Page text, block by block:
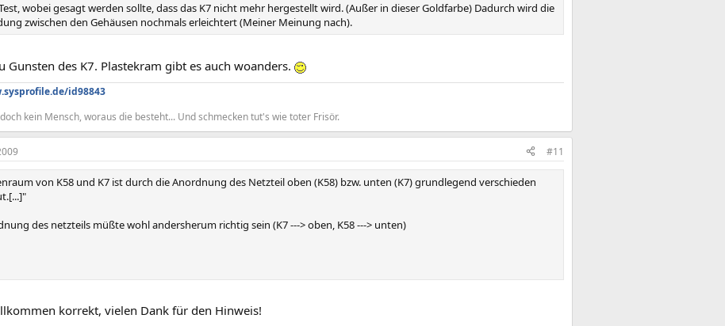
wobei gesagt werden sollte, dass das K7 nicht mehr hergestellt wird. (Außer in dieser Goldfarbe) Dadurch wird die
zwischen den Gehäusen nochmals erleichtert (Meiner Meinung nach).
Gunsten des K7. Plastekram gibt es auch woanders.
id98843
kein Mensch, woraus die besteht... Und schmecken tut's wie toter Frisör.
#11
von K58 und K7 ist durch die Anordnung des Netzteil oben (K58) bzw. unten (K7) grundlegend verschieden
des netzteils müßte wohl andersherum richtig sein (K7 ---> oben, K58 ---> unten)
korrekt, vielen Dank für den Hinweis!